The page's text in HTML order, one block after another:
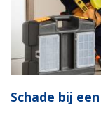
Schade bij